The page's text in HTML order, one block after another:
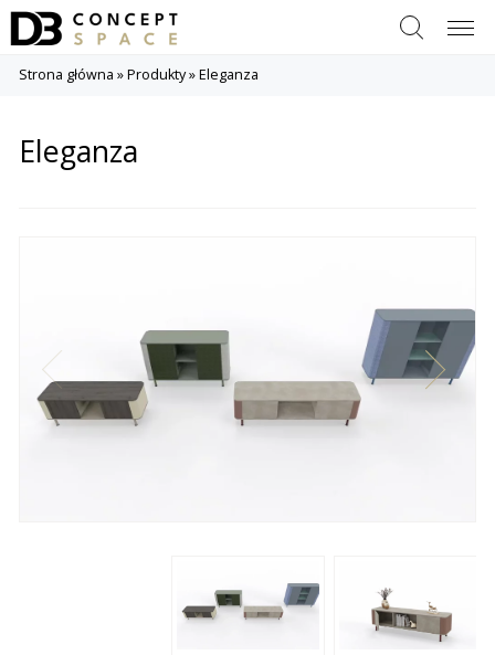
Szukaj Menu
Strona główna »Produkty»Eleganza
Eleganza